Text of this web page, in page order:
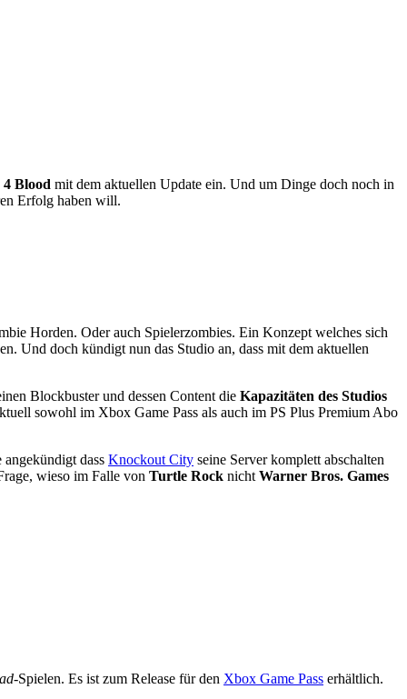
Blood mit dem aktuellen Update ein. Und um Dinge doch noch in
Erfolg haben will.
Horden. Oder auch Spielerzombies. Ein Konzept welches sich
Und doch kündigt nun das Studio an, dass mit dem aktuellen
Blockbuster und dessen Content die Kapazitäten des Studios
sowohl im Xbox Game Pass als auch im PS Plus Premium Abo
dass Knockout City seine Server komplett abschalten
wieso im Falle von Turtle Rock nicht Warner Bros. Games
-Spielen. Es ist zum Release für den Xbox Game Pass erhältlich.